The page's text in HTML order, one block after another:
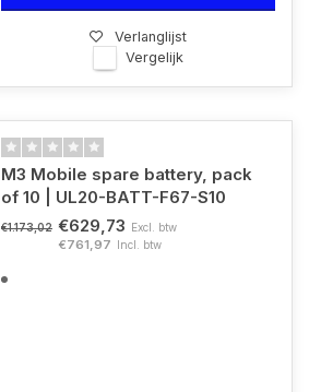
Verlanglijst
Vergelijk
M3 Mobile spare battery, pack
of 10 | UL20-BATT-F67-S10
€1.173,02 €629,73 Excl. btw
€761,97 Incl. btw